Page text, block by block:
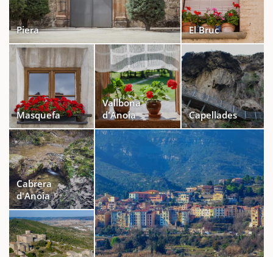
Piera El Bruc
Masquefa
Vallbona
d'Anoia
Capellades
Cabrera
d'Anoia